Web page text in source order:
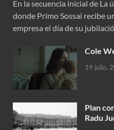
En la secuencia inicial de La
donde Primo Sossai recibe
empresa el día de su
Cole
19 julio,
Plan
Radu